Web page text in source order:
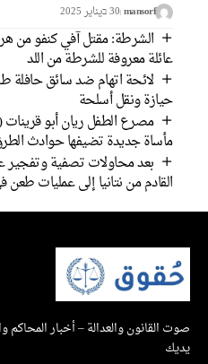
mansorf 30 בيناير 2025
الشرطة: مقتل آفي كنفو من
عائلة معروفة للشرطة من اللد
لائحة اتهام ضد سائق حافلة
حيازة ونقل أسلحة
مأساة جديدة تضيفها حوادث
بعد محاولات تصفية
القادم من نتانيا إلى عمليات
صوت القانون والعدالة – أخبار المحاكم
يديك